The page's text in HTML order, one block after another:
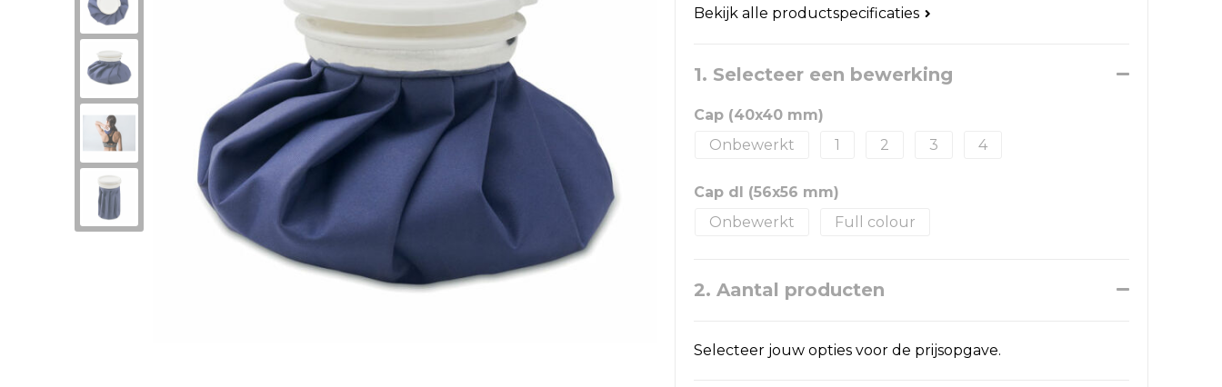
Bekijk alle productspecificaties
1. Selecteer een bewerking
Cap (40x40 mm)
Onbewerkt
1 2 3 4
Cap dl (56x56 mm)
Onbewerkt
Full colour
2. Aantal producten
Selecteer jouw opties voor de prijsopgave.